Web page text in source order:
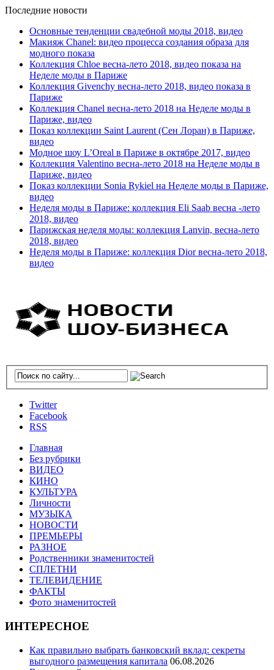
Последние новости
Основные тенденции свадебной моды 2018, видео
Макияж Chanel: видео процесса создания образа для
модного показа
Коллекция Chloe весна-лето 2018, видео показа на
Неделе моды в Париже
Коллекция Givenchy весна-лето 2018, видео показа в
Париже
Коллекция Chanel весна-лето 2018 на Неделе моды в
Париже, видео
Показ коллекции Saint Laurent (Сен Лоран) в Париже,
видео
Модное шоу L’Oreal в Париже в октябре 2017, видео
Коллекция Valentino весна-лето 2018 на Неделе моды в
Париже, видео
Показ коллекции Sonia Rykiel на Неделе моды в Париже,
видео
Неделя моды в Париже: коллекция Eli Saab весна -лето
2018, видео
Парижская неделя моды: коллекция Lanvin, весна-лето
2018, видео
Неделя моды в Париже: коллекция Dior весна-лето 2018,
видео
Twitter
Facebook
RSS
Главная
Без рубрики
ВИДЕО
КИНО
КУЛЬТУРА
Личности
МУЗЫКА
НОВОСТИ
ПРЕМЬЕРЫ
РАЗНОЕ
Родственники знаменитостей
СПЛЕТНИ
ТЕЛЕВИДЕНИЕ
ФАКТЫ
Фото знаменитостей
ИНТЕРЕСНОЕ
Как правильно выбрать банковский вклад: секреты
выгодного размещения капитала 06.08.2026